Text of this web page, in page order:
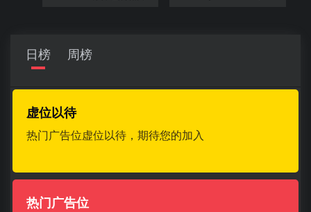
日榜 周榜
虚位以待
热门广告位虚位以待，期待您的加入
热门广告位